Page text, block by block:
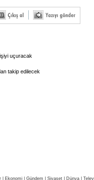
uçuracak
takip edilecek
Ekonomi Gündem Siyaset Dünya |